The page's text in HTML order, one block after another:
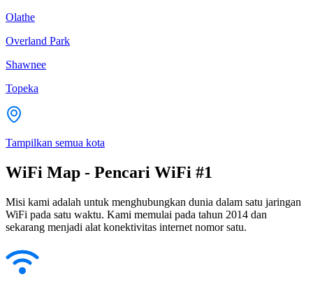
Olathe
Overland Park
Shawnee
Topeka
Tampilkan semua kota
WiFi Map - Pencari WiFi #1
Misi kami adalah untuk menghubungkan dunia dalam satu jaringan
WiFi pada satu waktu. Kami memulai pada tahun 2014 dan
sekarang menjadi alat konektivitas internet nomor satu.